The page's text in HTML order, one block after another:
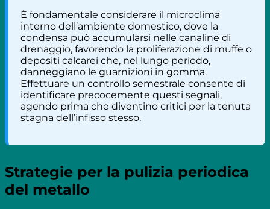
È fondamentale considerare il microclima
interno dell’ambiente domestico, dove la
condensa può accumularsi nelle canaline di
drenaggio, favorendo la proliferazione di muffe o
depositi calcarei che, nel lungo periodo,
danneggiano le guarnizioni in gomma.
Effettuare un controllo semestrale consente di
identificare precocemente questi segnali,
agendo prima che diventino critici per la tenuta
stagna dell’infisso stesso.
Strategie per la pulizia periodica
del metallo